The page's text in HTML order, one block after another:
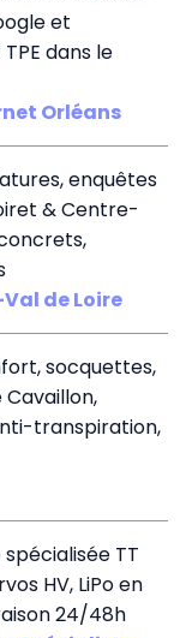
et
dans le
Orléans
enquêtes
& Centre-
de Loire
socquettes,
transpiration,
TT
HV, LiPo en
24/48h